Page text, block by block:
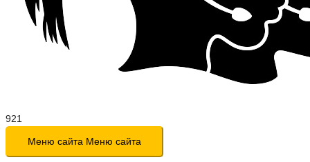
Меню сайта Меню сайта